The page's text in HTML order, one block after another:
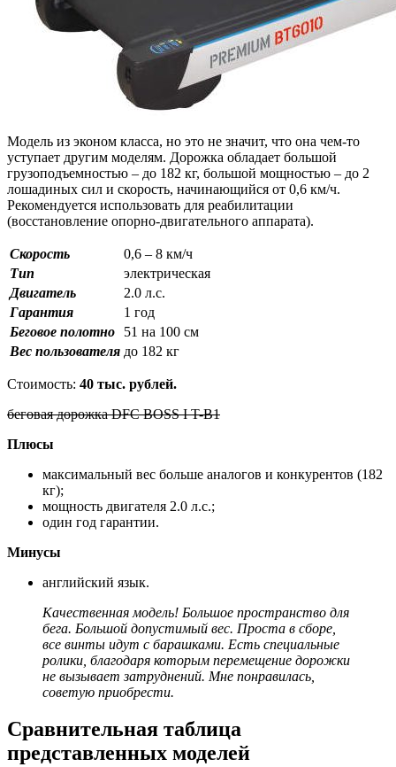
Модель из эконом класса, но это не значит, что она чем-то
уступает другим моделям. Дорожка обладает большой
грузоподъемностью – до 182 кг, большой мощностью – до 2
лошадиных сил и скорость, начинающийся от 0,6 км/ч.
Рекомендуется использовать для реабилитации
(восстановление опорно-двигательного аппарата).
Скорость
0,6 – 8 км/ч
Тип
электрическая
Двигатель
2.0 л.с.
Гарантия
1 год
Беговое полотно
51 на 100 см
Вес пользователя до 182 кг
Стоимость: 40 тыс. рублей.
беговая дорожка DFC BOSS I T-B1
Плюсы
максимальный вес больше аналогов и конкурентов (182
кг);
мощность двигателя 2.0 л.с.;
один год гарантии.
Минусы
английский язык.
Качественная модель! Большое пространство для
бега. Большой допустимый вес. Проста в сборе,
все винты идут с барашками. Есть специальные
ролики, благодаря которым перемещение дорожки
не вызывает затруднений. Мне понравилась,
советую приобрести.
Сравнительная таблица
представленных моделей